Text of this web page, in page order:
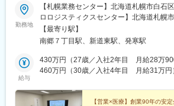
勤務地
【札幌業務センター】北海道札幌市白石
ロロジスティクスセンター】北海道札幌
13【ハビア物流センター】北海道札幌市
勤務地は希望を考慮して決定します
【最寄り駅】
南郷７丁目駅、新道東駅、発寒駅
給与
430万円（27歳／入社2年目 月給28万
460万円（30歳／入社4年目 月給31万円
【営業×医療】創業90年の安